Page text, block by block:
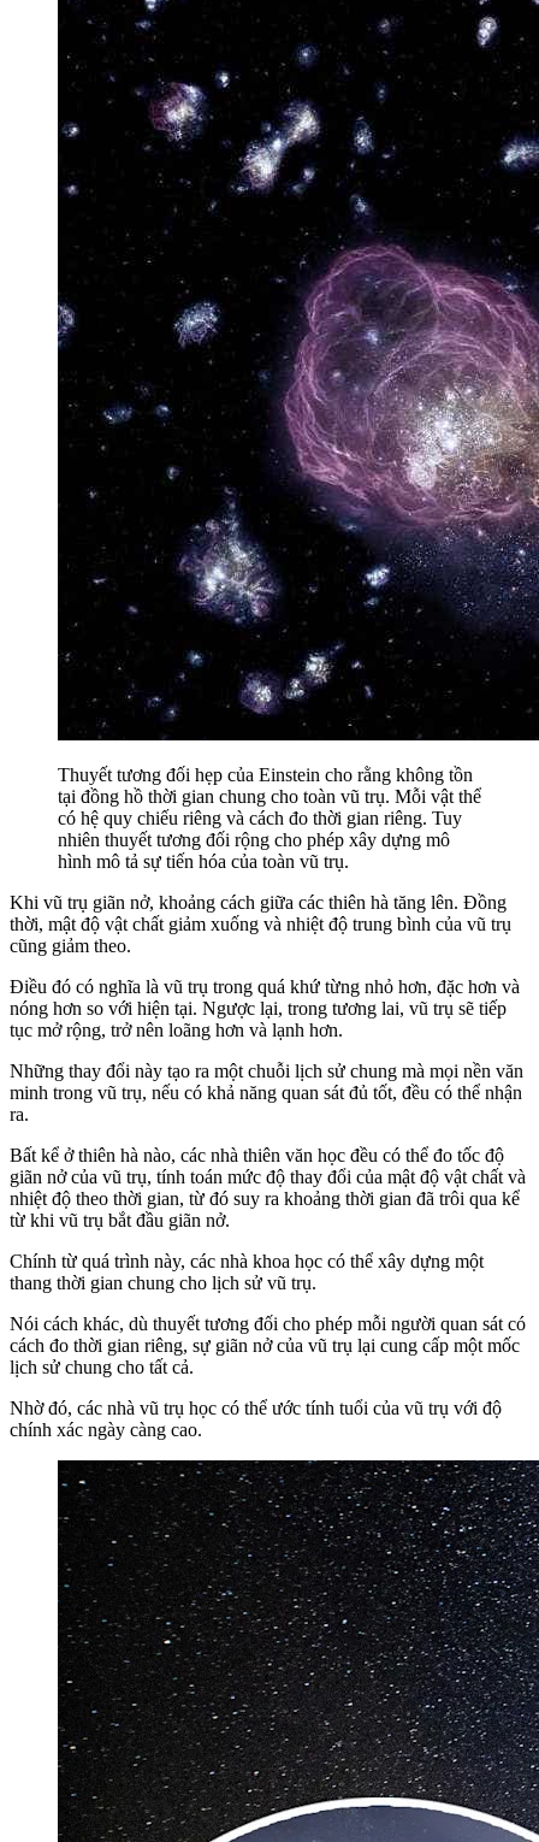
Thuyết tương đối hẹp của Einstein cho rằng không tồn
tại đồng hồ thời gian chung cho toàn vũ trụ. Mỗi vật thể
có hệ quy chiếu riêng và cách đo thời gian riêng. Tuy
nhiên thuyết tương đối rộng cho phép xây dựng mô
hình mô tả sự tiến hóa của toàn vũ trụ.
Khi vũ trụ giãn nở, khoảng cách giữa các thiên hà tăng lên. Đồng
thời, mật độ vật chất giảm xuống và nhiệt độ trung bình của vũ trụ
cũng giảm theo.
Điều đó có nghĩa là vũ trụ trong quá khứ từng nhỏ hơn, đặc hơn và
nóng hơn so với hiện tại. Ngược lại, trong tương lai, vũ trụ sẽ tiếp
tục mở rộng, trở nên loãng hơn và lạnh hơn.
Những thay đổi này tạo ra một chuỗi lịch sử chung mà mọi nền văn
minh trong vũ trụ, nếu có khả năng quan sát đủ tốt, đều có thể nhận
ra.
Bất kể ở thiên hà nào, các nhà thiên văn học đều có thể đo tốc độ
giãn nở của vũ trụ, tính toán mức độ thay đổi của mật độ vật chất và
nhiệt độ theo thời gian, từ đó suy ra khoảng thời gian đã trôi qua kể
từ khi vũ trụ bắt đầu giãn nở.
Chính từ quá trình này, các nhà khoa học có thể xây dựng một
thang thời gian chung cho lịch sử vũ trụ.
Nói cách khác, dù thuyết tương đối cho phép mỗi người quan sát có
cách đo thời gian riêng, sự giãn nở của vũ trụ lại cung cấp một mốc
lịch sử chung cho tất cả.
Nhờ đó, các nhà vũ trụ học có thể ước tính tuổi của vũ trụ với độ
chính xác ngày càng cao.